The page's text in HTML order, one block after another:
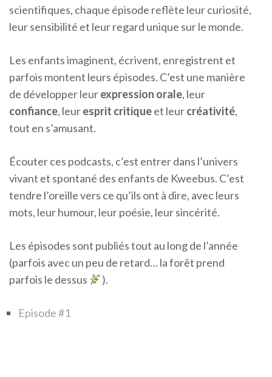
scientifiques, chaque épisode reflète leur curiosité,
leur sensibilité et leur regard unique sur le monde.
Les enfants imaginent, écrivent, enregistrent et
parfois montent leurs épisodes. C’est une manière
de développer leurexpression orale, leur
confiance, leuresprit critiqueet leurcréativité,
tout en s’amusant.
Écouter ces podcasts, c’est entrer dans l’univers
vivant et spontané des enfants de Kweebus. C’est
tendre l’oreille vers ce qu’ils ont à dire, avec leurs
mots, leur humour, leur poésie, leur sincérité.
Les épisodes sont publiés tout au long de l’année
(parfois avec un peu de retard… la forêt prend
parfois le dessus
).
Episode #1